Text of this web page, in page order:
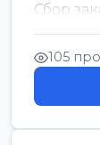
Сбор
105